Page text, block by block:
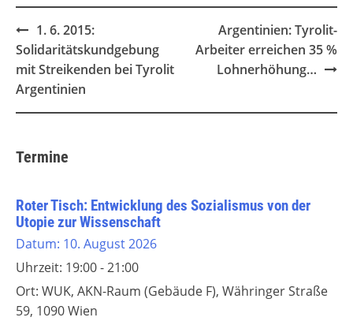
Post
navigation
1. 6. 2015:
Solidaritätskundgebung
mit Streikenden bei Tyrolit
Argentinien
Argentinien: Tyrolit-
Arbeiter erreichen 35 %
Lohnerhöhung…
Termine
Roter Tisch: Entwicklung des Sozialismus von der
Utopie zur Wissenschaft
Datum: 10. August 2026
Uhrzeit: 19:00 - 21:00
Ort: WUK, AKN-Raum (Gebäude F), Währinger Straße
59, 1090 Wien